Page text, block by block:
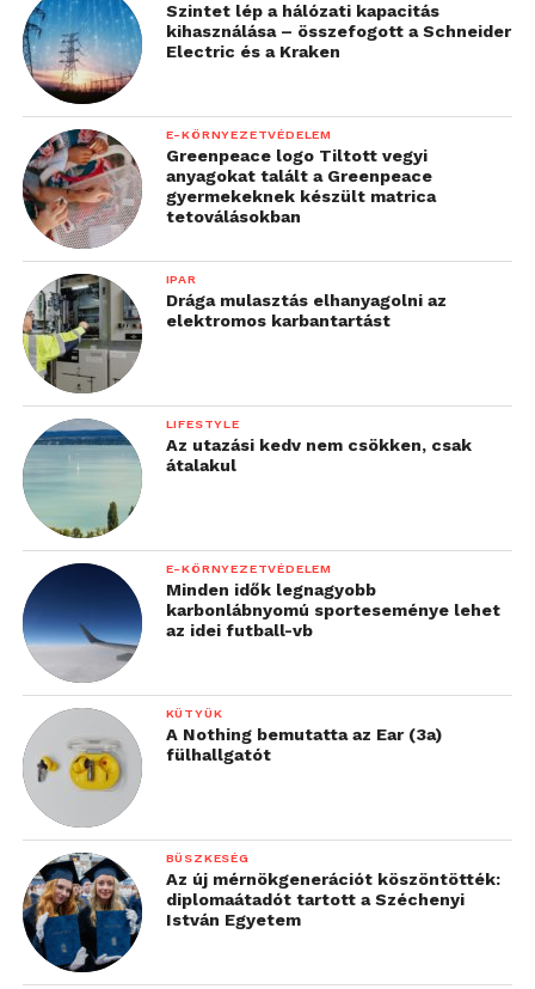
Szintet lép a hálózati kapacitás
kihasználása – összefogott a Schneider
Electric és a Kraken
E-KÖRNYEZETVÉDELEM
Greenpeace logo Tiltott vegyi
anyagokat talált a Greenpeace
gyermekeknek készült matrica
tetoválásokban
IPAR
Drága mulasztás elhanyagolni az
elektromos karbantartást
LIFESTYLE
Az utazási kedv nem csökken, csak
átalakul
E-KÖRNYEZETVÉDELEM
Minden idők legnagyobb
karbonlábnyomú sporteseménye lehet
az idei futball-vb
KÜTYÜK
A Nothing bemutatta az Ear (3a)
fülhallgatót
BÜSZKESÉG
Az új mérnökgenerációt köszöntötték:
diplomaátadót tartott a Széchenyi
István Egyetem